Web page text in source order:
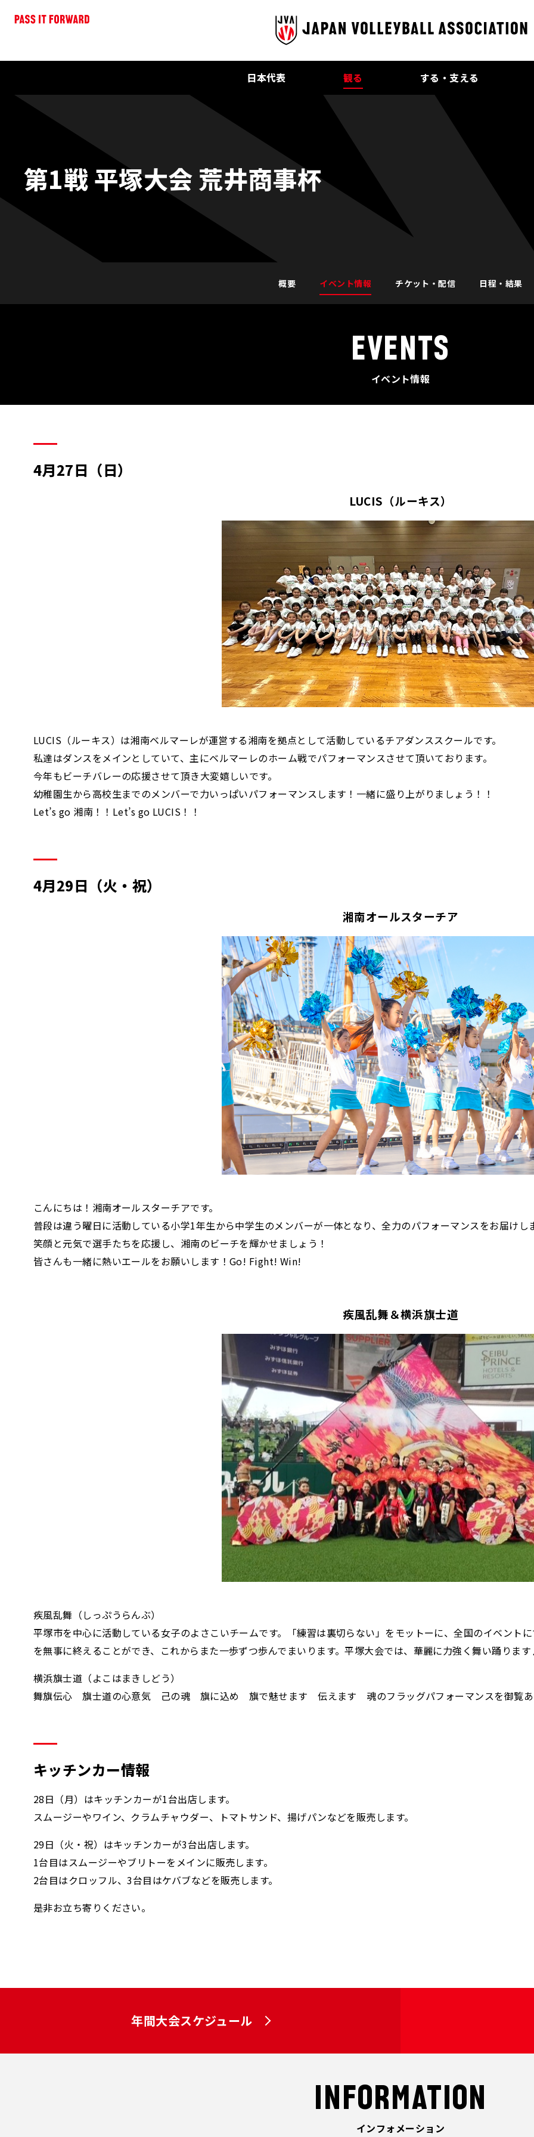
日本代表 観る する・支える
第1戦 平塚大会 荒井商事杯
概要 イベント情報 チケット・配信 日程・結果
EVENTS
イベント情報
4月27日（日）
LUCIS（ルーキス）
LUCIS（ルーキス）は湘南ベルマーレが運営する湘南を拠点として活動しているチアダンススクールです。
私達はダンスをメインとしていて、主にベルマーレのホーム戦でパフォーマンスさせて頂いております。
今年もビーチバレーの応援させて頂き大変嬉しいです。
幼稚園生から高校生までのメンバーで力いっぱいパフォーマンスします！一緒に盛り上がりましょう！！
Let’s go 湘南！！Let’s go LUCIS！！
4月29日（火・祝）
湘南オールスターチア
こんにちは！湘南オールスターチアです。
普段は違う曜日に活動している小学1年生から中学生のメンバーが一体となり、全力のパフォーマンスをお届けし
笑顔と元気で選手たちを応援し、湘南のビーチを輝かせましょう！
皆さんも一緒に熱いエールをお願いします！Go! Fight! Win!
疾風乱舞＆横浜旗士道
疾風乱舞（しっぷうらんぶ）
平塚市を中心に活動している女子のよさこいチームです。「練習は裏切らない」をモットーに、全国のイベント
を無事に終えることができ、これからまた一歩ずつ歩んでまいります。平塚大会では、華麗に力強く舞い踊りま
横浜旗士道（よこはまきしどう）
舞旗伝心 旗士道の心意気 己の魂 旗に込め 旗で魅せます 伝えます 魂のフラッグパフォーマンスを御覧
キッチンカー情報
28日（月）はキッチンカーが1台出店します。
スムージーやワイン、クラムチャウダー、トマトサンド、揚げパンなどを販売します。
29日（火・祝）はキッチンカーが3台出店します。
1台目はスムージーやブリトーをメインに販売します。
2台目はクロッフル、3台目はケバブなどを販売します。
是非お立ち寄りください。
年間大会スケジュール
INFORMATION
インフォメーション